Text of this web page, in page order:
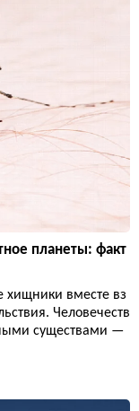
планеты: факт
вместе вз
Человечеств
существами —